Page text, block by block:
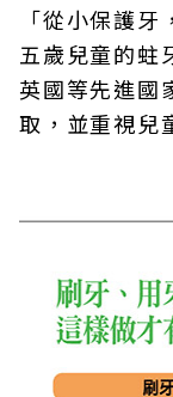
「從小保護
五歲兒童的蛀
英國等先進國
取，並重視兒